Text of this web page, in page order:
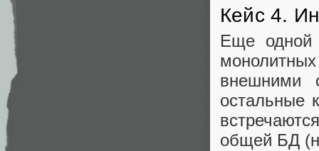
Кейс 4.
Еще одной
внешними
остальные
общей БД